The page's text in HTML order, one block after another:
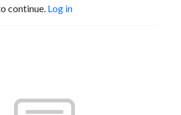
continue. Log in